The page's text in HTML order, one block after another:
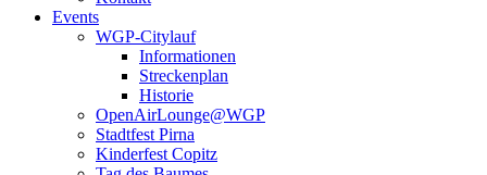
Events
WGP-Citylauf
Informationen
Streckenplan
Historie
OpenAirLounge@WGP
Stadtfest Pirna
Kinderfest Copitz